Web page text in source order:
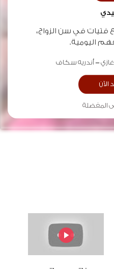
فتيات في سن الزواج،
اليومية.
أندريه سكاف
المفضلة